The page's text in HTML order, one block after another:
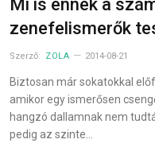
Mi is ennek a
zenefelismerők
Szerző: ZOLA 2014-08-21
Biztosan már sokatokkal
amikor egy ismerősen
hangzó dallamnak nem
pedig az szinte…